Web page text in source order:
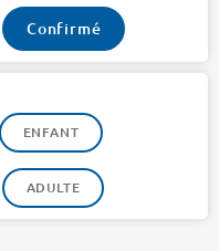
Confirmé
ENFANT
ADULTE